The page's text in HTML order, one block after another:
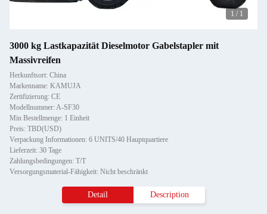
1 / 1
3000 kg Lastkapazität Dieselmotor Gabelstapler mit
Massivreifen
Herkunftsort: China
Markenname: KAMUJA
Zertifizierung: CE
Modellnummer: A-SF30
Min Bestellmenge: 1 Einheit
Preis: TBD(USD)
Verpackung Informationen: 6 UNITS/40 Hauptquartiere
Lieferzeit: 30 Tage
Zahlungsbedingungen: T/T
Versorgungsmaterial-Fähigkeit: Nicht beschränkt
Detail Description